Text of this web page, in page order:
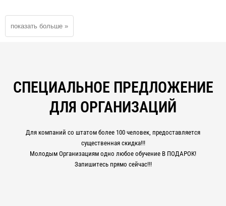
СПЕЦИАЛЬНОЕ ПРЕДЛОЖЕНИЕ
ДЛЯ ОРГАНИЗАЦИЙ
Для компаний со штатом более 100 человек, предоставляется
существенная скидка!!!
Молодым Организациям одно любое обучение В ПОДАРОК!
Запишитесь прямо сейчас!!!